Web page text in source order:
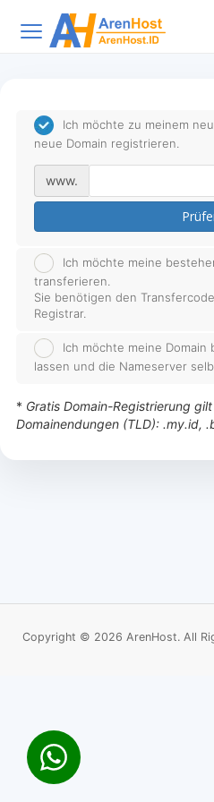
Ich möchte zu meinem
neue Domain registrieren.
www.
Ich möchte meine
transferieren.
Sie benötigen den
Registrar.
Ich möchte meine Domain
lassen und die Nameserver
* Gratis Domain-Registrierung
Domainendungen (TLD): .my.id,
Copyright © 2026 ArenHost. All